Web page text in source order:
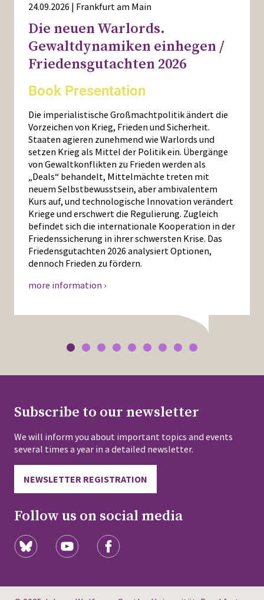
24.09.2026 | Frankfurt am Main
Die neuen Warlords.
Gewaltdynamiken einhegen /
Friedensgutachten 2026
Book Presentation
Die imperialistische Großmachtpolitik ändert die
Vorzeichen von Krieg, Frieden und Sicherheit.
Staaten agieren zunehmend wie Warlords und
setzen Krieg als Mittel der Politik ein. Übergänge
von Gewaltkonflikten zu Frieden werden als
„Deals“ behandelt, Mittelmächte treten mit
neuem Selbstbewusstsein, aber ambivalentem
Kurs auf, und technologische Innovation verändert
Kriege und erschwert die Regulierung. Zugleich
befindet sich die internationale Kooperation in der
Friedenssicherung in ihrer schwersten Krise. Das
Friedensgutachten 2026 analysiert Optionen,
dennoch Frieden zu fördern.
more information ›
Subscribe to our newsletter
We will inform you about important topics and events
several times a year in a detailed newsletter.
NEWSLETTER REGISTRATION
Follow us on social media